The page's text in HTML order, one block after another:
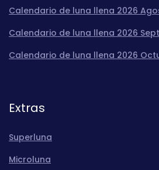
Calendario de luna llena 2026
Calendario de luna llena 2026
Calendario de luna llena 2026
Extras
Superluna
Microluna